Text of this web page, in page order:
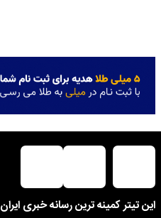
این تیتر کمینه ترین رسانه خبری ایران